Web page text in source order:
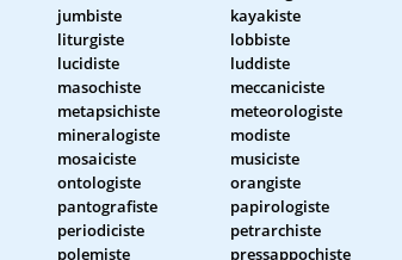
jumbiste kayakiste
liturgiste lobbiste
lucidiste luddiste
masochiste meccaniciste
metapsichiste meteorologiste
mineralogiste modiste
mosaiciste musiciste
ontologiste orangiste
pantografiste papirologiste
periodiciste petrarchiste
polemiste pressappochiste